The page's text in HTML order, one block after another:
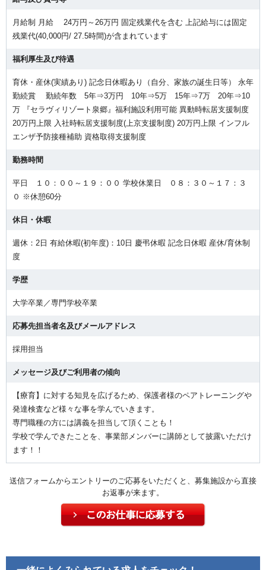
月給制 月給 24万円～26万円 固定残業代を含む 上記給与には固定
残業代(40,000円/ 27.5時間)が含まれています
福利厚生及び待遇
育休・産休(実績あり) 記念日休暇あり（自分、家族の誕生日等） 永年
勤続賞 勤続年数 5年⇒3万円 10年⇒5万 15年⇒7万 20年⇒10
万 『セラヴィリゾート泉郷』福利施設利用可能 異動時転居支援制度
20万円上限 入社時転居支援制度(上京支援制度) 20万円上限 インフル
エンザ予防接種補助 資格取得支援制度
勤務時間
平日 １０：００～１９：００ 学校休業日 ０８：３０～１７：３
０ ※休憩60分
休日・休暇
週休：2日 有給休暇(初年度)：10日 慶弔休暇 記念日休暇 産休/育休制
度
学歴
大学卒業／専門学校卒業
応募先担当者名及びメールアドレス
採用担当
メッセージ及びご利用者の傾向
【療育】に対する知見を広げるため、保護者様のペアトレーニングや
発達検査など様々な事を学んでいきます。
専門職種の方には講義を担当して頂くことも！
学校で学んできたことを、事業部メンバーに講師として披露いただけ
ます！！
送信フォームからエントリーのご応募をいただくと、募集施設から直接
お返事が来ます。